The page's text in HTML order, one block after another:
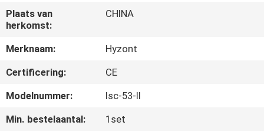
ONGEVEER
ONS
FABRIEKSREIS
KWALITEITSCONTROLE
Plaats van
herkomst:
CHINA
Merknaam:
Hyzont
Certificering:
CE
Modelnummer:
Isc-53-II
Min. bestelaantal:
1set